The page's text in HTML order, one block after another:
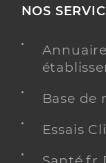
NOS
Base de
Essais